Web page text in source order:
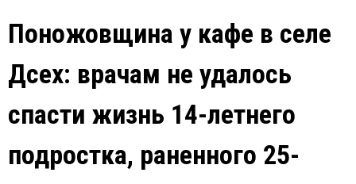
Поножовщина у кафе в селе
Дсех: врачам не удалось
спасти жизнь 14-летнего
подростка, раненного 25-